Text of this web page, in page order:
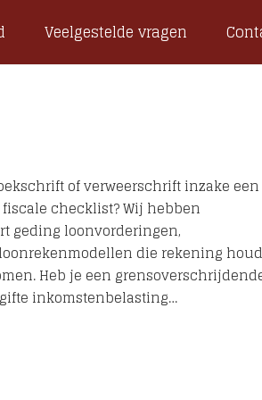
Veelgestelde vragen
of verweerschrift inzake een
checklist? Wij hebben
geding loonvorderingen,
die rekening
Heb je een
inkomstenbelasting…